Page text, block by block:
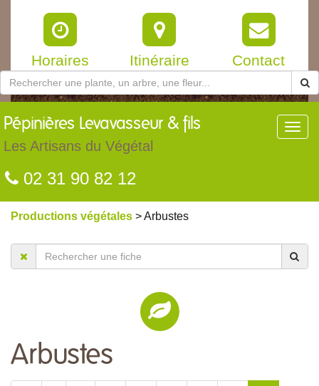
Horaires Itinéraire Contact
Pépinières Levavasseur & fils
Les Artisans du Végétal
02 31 90 82 12
Productions végétales > Arbustes
Arbustes